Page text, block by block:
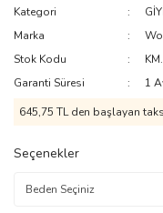
Kategori
Marka
Stok Kodu
Garanti Süresi
1
645,75 TL den başlayan
Seçenekler